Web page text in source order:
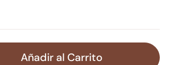
Añadir al Carrito